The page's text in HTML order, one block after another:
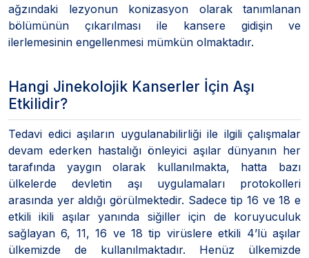
ağzındaki lezyonun konizasyon olarak tanımlanan
bölümünün çıkarılması ile kansere gidişin ve
ilerlemesinin engellenmesi mümkün olmaktadır.
Hangi Jinekolojik Kanserler İçin Aşı
Etkilidir?
Tedavi edici aşıların uygulanabilirliği ile ilgili çalışmalar
devam ederken hastalığı önleyici aşılar dünyanın her
tarafında yaygın olarak kullanılmakta, hatta bazı
ülkelerde devletin aşı uygulamaları protokolleri
arasında yer aldığı görülmektedir. Sadece tip 16 ve 18 e
etkili ikili aşılar yanında siğiller için de koruyuculuk
sağlayan 6, 11, 16 ve 18 tip virüslere etkili 4’lü aşılar
ülkemizde de kullanılmaktadır. Henüz ülkemizde